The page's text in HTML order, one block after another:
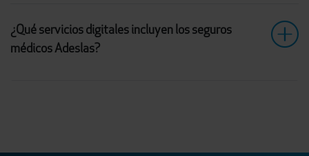
¿Qué servicios digitales incluyen los seguros
médicos Adeslas?